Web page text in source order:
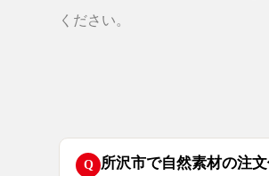
ください。
Q 所沢市で自然素材の注